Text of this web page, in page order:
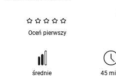
Oceń pierwszy
średnie 45